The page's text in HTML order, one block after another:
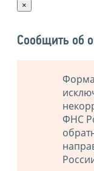
×
Сообщить об
ФНС